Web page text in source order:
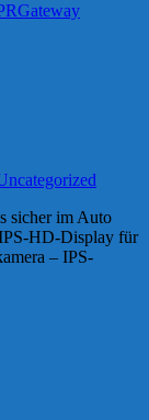
sicher im Auto
HD-Display für
– IPS-